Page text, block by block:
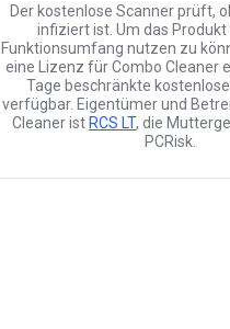
Der kostenlose Scanner prüft,
infiziert ist. Um das
Funktionsumfang nutzen zu
eine Lizenz für Combo Cleaner
Tage beschränkte
verfügbar. Eigentümer und
Cleaner ist RCS LT, die
PCRisk.